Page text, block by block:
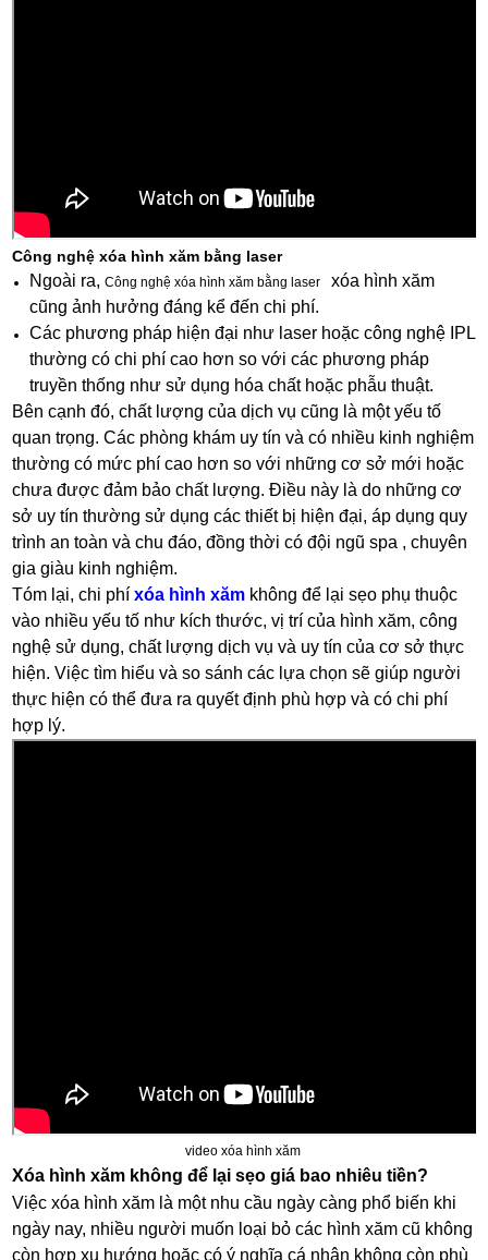
Công nghệ xóa hình xăm bằng laser
Ngoài ra,Công nghệ xóa hình xăm bằng laser
xóa hình xăm
cũng ảnh hưởng đáng kể đến chi phí.
Các phương pháp hiện đại như laser hoặc công nghệ IPL
thường có chi phí cao hơn so với các phương pháp
truyền thống như sử dụng hóa chất hoặc phẫu thuật.
Bên cạnh đó, chất lượng của dịch vụ cũng là một yếu tố
quan trọng. Các phòng khám uy tín và có nhiều kinh nghiệm
thường có mức phí cao hơn so với những cơ sở mới hoặc
chưa được đảm bảo chất lượng. Điều này là do những cơ
sở uy tín thường sử dụng các thiết bị hiện đại, áp dụng quy
trình an toàn và chu đáo, đồng thời có đội ngũ spa , chuyên
gia giàu kinh nghiệm.
Tóm lại, chi phíxóa hình xăm không để lại sẹo phụ thuộc
vào nhiều yếu tố như kích thước, vị trí của hình xăm, công
nghệ sử dụng, chất lượng dịch vụ và uy tín của cơ sở thực
hiện. Việc tìm hiểu và so sánh các lựa chọn sẽ giúp người
thực hiện có thể đưa ra quyết định phù hợp và có chi phí
hợp lý.
video xóa hình xăm
Xóa hình xăm không để lại sẹo giá bao nhiêu tiền?
Việc xóa hình xăm là một nhu cầu ngày càng phổ biến khi
ngày nay, nhiều người muốn loại bỏ các hình xăm cũ không
còn hợp xu hướng hoặc có ý nghĩa cá nhân không còn phù